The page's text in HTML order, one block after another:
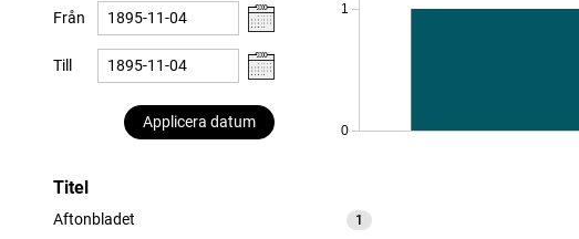
Från
Till
Applicera datum
0
1
Titel
Aftonbladet 1
träffar